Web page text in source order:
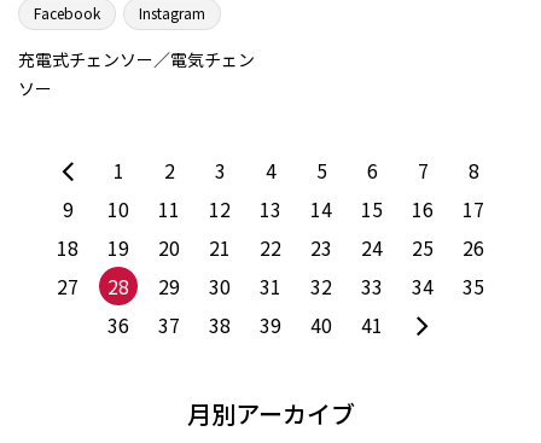
Facebook
Instagram
充電式チェンソー／電気チェン
ソー
1 2 3 4 5 6 7
8
9
10 11 12 13 14 15 16
17
18
19 20 21 22 23 24 25
26
27
28 29 30 31 32 33 34
35
36
37 38 39 40 41
月別アーカイブ